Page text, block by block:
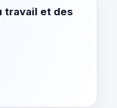
travail et des